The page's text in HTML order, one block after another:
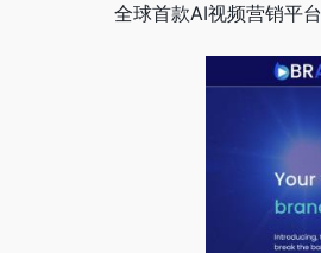
全球首款AI视频营销平台